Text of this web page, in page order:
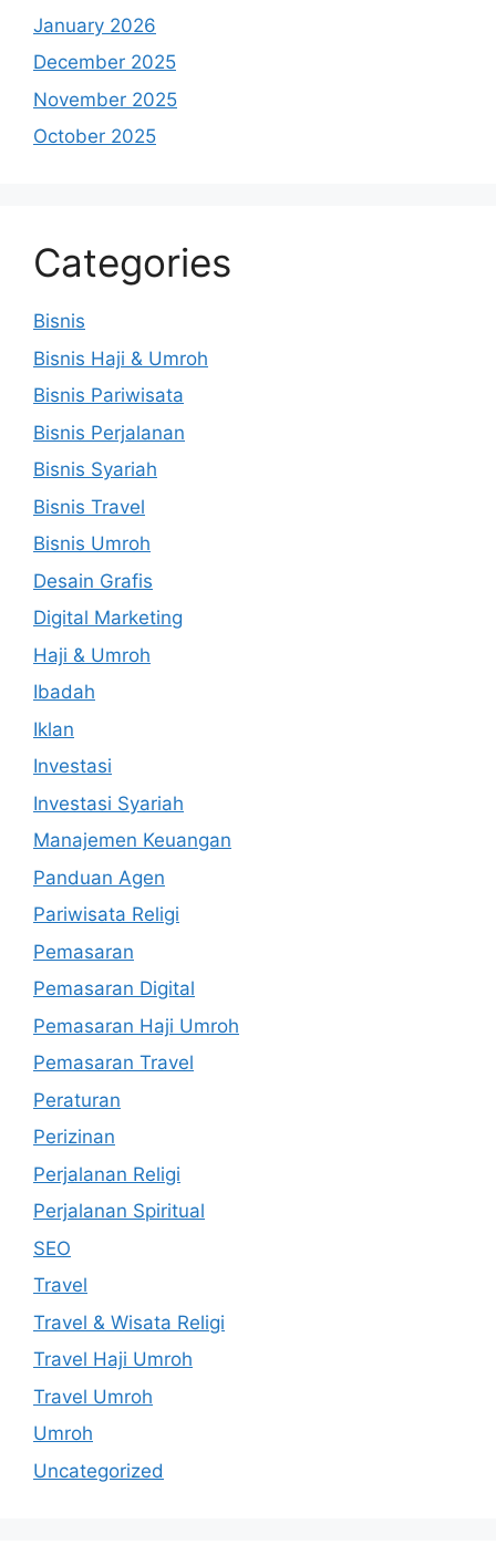
January 2026
December 2025
November 2025
October 2025
Categories
Bisnis
Bisnis Haji & Umroh
Bisnis Pariwisata
Bisnis Perjalanan
Bisnis Syariah
Bisnis Travel
Bisnis Umroh
Desain Grafis
Digital Marketing
Haji & Umroh
Ibadah
Iklan
Investasi
Investasi Syariah
Manajemen Keuangan
Panduan Agen
Pariwisata Religi
Pemasaran
Pemasaran Digital
Pemasaran Haji Umroh
Pemasaran Travel
Peraturan
Perizinan
Perjalanan Religi
Perjalanan Spiritual
SEO
Travel
Travel & Wisata Religi
Travel Haji Umroh
Travel Umroh
Umroh
Uncategorized